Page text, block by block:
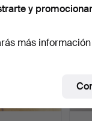
y
más